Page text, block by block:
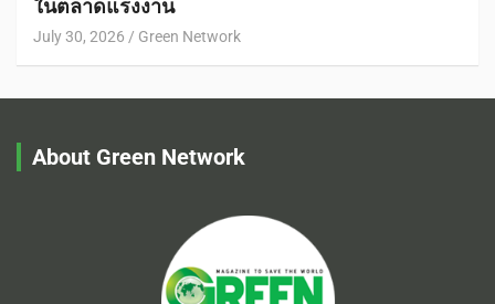
ในตลาดแรงงาน
July 30, 2026 Green Network
About Green Network